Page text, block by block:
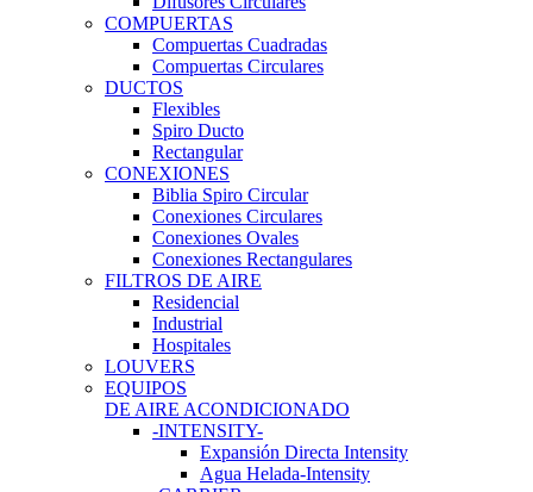
COMPUERTAS
Compuertas Cuadradas
Compuertas Circulares
DUCTOS
Flexibles
Spiro Ducto
Rectangular
CONEXIONES
Biblia Spiro Circular
Conexiones Circulares
Conexiones Ovales
Conexiones Rectangulares
FILTROS DE AIRE
Residencial
Industrial
Hospitales
LOUVERS
EQUIPOS
DE AIRE ACONDICIONADO
-INTENSITY-
Expansión Directa Intensity
Agua Helada-Intensity